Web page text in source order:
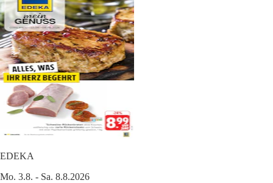
EDEKA
Mo. 3.8. - Sa. 8.8.2026